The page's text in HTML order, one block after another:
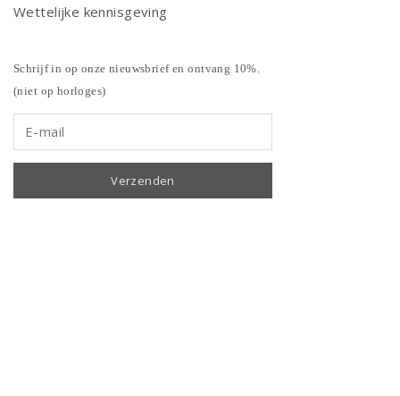
Wettelijke kennisgeving
Schrijf in op onze nieuwsbrief en ontvang 10%.
(niet op horloges)